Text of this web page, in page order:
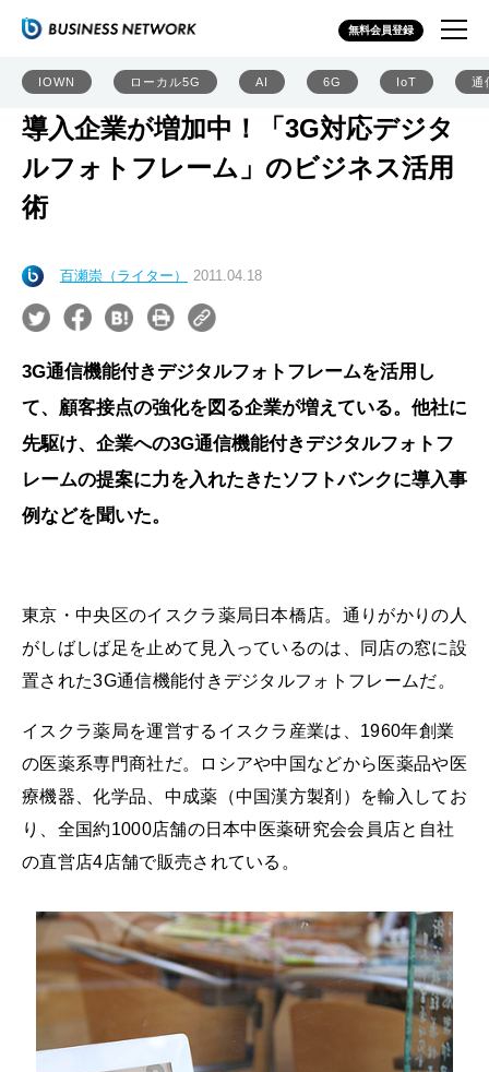
無料会員登録
IOWN ローカル5G AI 6G IoT 通
導入企業が増加中！「3G対応デジタ
ルフォトフレーム」のビジネス活用
術
百瀬崇（ライター） 2011.04.18
3G通信機能付きデジタルフォトフレームを活用し
て、顧客接点の強化を図る企業が増えている。他社に
先駆け、企業への3G通信機能付きデジタルフォトフ
レームの提案に力を入れたきたソフトバンクに導入事
例などを聞いた。
東京・中央区のイスクラ薬局日本橋店。通りがかりの人
がしばしば足を止めて見入っているのは、同店の窓に設
置された3G通信機能付きデジタルフォトフレームだ。
イスクラ薬局を運営するイスクラ産業は、1960年創業
の医薬系専門商社だ。ロシアや中国などから医薬品や医
療機器、化学品、中成薬（中国漢方製剤）を輸入してお
り、全国約1000店舗の日本中医薬研究会会員店と自社
の直営店4店舗で販売されている。